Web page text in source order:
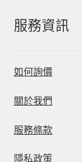
服務資訊
如何詢價
關於我們
服務條款
隱私政策